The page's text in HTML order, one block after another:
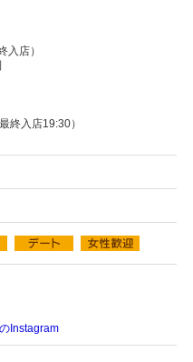
⼊店）
終入店19:30）
Instagram